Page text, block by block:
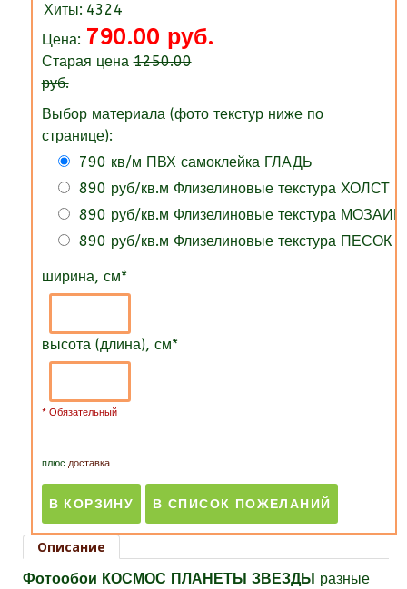
Хиты: 4324
Цена: 790.00 руб.
Старая цена1250.00
руб.
Выбор материала (фото текстур ниже по
странице):
790 кв/м ПВХ самоклейка ГЛАДЬ
890 руб/кв.м Флизелиновые текстура ХОЛСТ
890 руб/кв.м Флизелиновые текстура
890 руб/кв.м Флизелиновые текстура ПЕСОК
ширина, см*
высота (длина), см*
* Обязательный
плюс доставка
Описание
Фотообои КОСМОС ПЛАНЕТЫ ЗВЕЗДЫ разные